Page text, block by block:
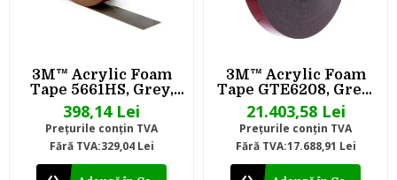
3M™ Acrylic Foam
Tape 5661HS, Grey,
1.0 mm, 7 mm x 50 m
398,14 Lei
Preţurile conţin TVA
Fără TVA:329,04 Lei
3M™ Acrylic Foam
Tape GTE6208, Grey,
0.8 mm, 1180 mm x 66
m
21.403,58 Lei
Preţurile conţin TVA
Fără TVA:17.688,91 Lei